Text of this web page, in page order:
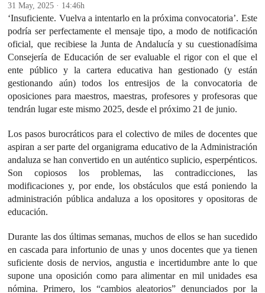
31 May, 2025 · 14:46h
‘Insuficiente. Vuelva a intentarlo en la próxima convocatoria’. Este
podría ser perfectamente el mensaje tipo, a modo de notificación
oficial, que recibiese la Junta de Andalucía y su cuestionadísima
Consejería de Educación de ser evaluable el rigor con el que el
ente público y la cartera educativa han gestionado (y están
gestionando aún) todos los entresijos de la convocatoria de
oposiciones para maestros, maestras, profesores y profesoras que
tendrán lugar este mismo 2025, desde el próximo 21 de junio.
Los pasos burocráticos para el colectivo de miles de docentes que
aspiran a ser parte del organigrama educativo de la Administración
andaluza se han convertido en un auténtico suplicio, esperpénticos.
Son copiosos los problemas, las contradicciones, las
modificaciones y, por ende, los obstáculos que está poniendo la
administración pública andaluza a los opositores y opositoras de
educación.
Durante las dos últimas semanas, muchos de ellos se han sucedido
en cascada para infortunio de unas y unos docentes que ya tienen
suficiente dosis de nervios, angustia e incertidumbre ante lo que
supone una oposición como para alimentar en mil unidades esa
nómina. Primero, los “cambios aleatorios” denunciados por la